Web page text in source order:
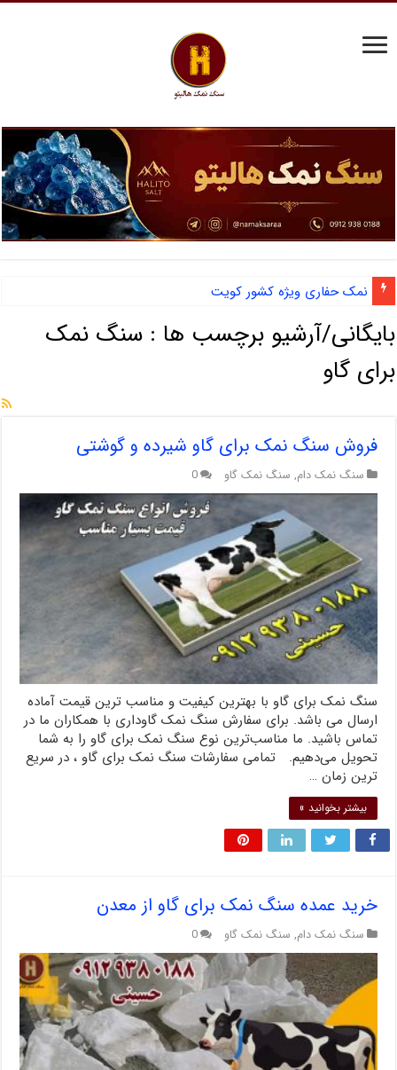
نمک حفاری ویژه کشور کویت
بایگانی/آرشیو برچسب ها : سنگ نمک
برای گاو
فروش سنگ نمک برای گاو شیرده و گوشتی
سنگ نمک دام, سنگ نمک گاو 0
سنگ نمک برای گاو با بهترین کیفیت و مناسب ترین قیمت آماده
ارسال می باشد. برای سفارش سنگ نمک گاوداری با همکاران ما در
تماس باشید. ما مناسب‌ترین نوع سنگ نمک برای گاو را به شما
تحویل می‌دهیم. تمامی سفارشات سنگ نمک برای گاو ، در سریع
ترین زمان …
بیشتر بخوانید »
خرید عمده سنگ نمک برای گاو از معدن
سنگ نمک دام, سنگ نمک گاو 0